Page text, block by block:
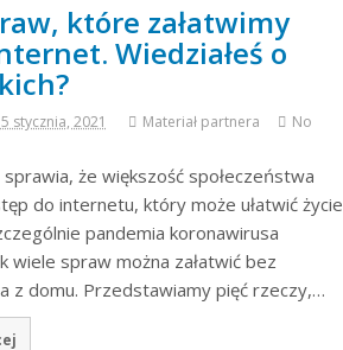
które załatwimy
Wiedziałeś o
stycznia, 2021 Materiał partnera
No
sprawia, że większość społeczeństwa
do internetu, który może ułatwić życie
pandemia koronawirusa
wiele spraw można załatwić bez
z domu. Przedstawiamy pięć rzeczy,…